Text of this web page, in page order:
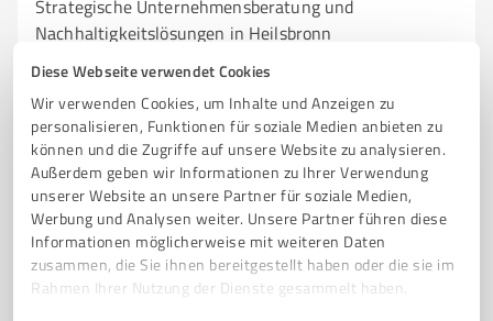
Diese Webseite verwendet Cookies
Wir verwenden Cookies, um Inhalte und Anzeigen zu
personalisieren, Funktionen für soziale Medien anbieten zu
können und die Zugriffe auf unsere Website zu analysieren.
Außerdem geben wir Informationen zu Ihrer Verwendung
unserer Website an unsere Partner für soziale Medien,
Werbung und Analysen weiter. Unsere Partner führen diese
Informationen möglicherweise mit weiteren Daten
zusammen, die Sie ihnen bereitgestellt haben oder die sie im
Rahmen Ihrer Nutzung der Dienste gesammelt haben.
Strategische Unternehmensberatung und
Nachhaltigkeitslösungen in Heilsbronn
UNTERNEHMENSBERATUNG NACHHALTIGKEITSBERATUNG
STRATEGIEBERATUNG SOFTWAREENTWICKLUNG INTERIMMANAGEMENT
SANIERUNG RESTRUKTURIERUNG ESG-KRITERIEN
INDIVIDUELLE LÖSUNGEN HEILSBRONN FAMILIENUNTERNEHMEN
MARKTANTEILE
Bürgleiner Str. 20, 91560 Heilsbronn
info@iq-at-work.de www.nachhaltig-er.de/